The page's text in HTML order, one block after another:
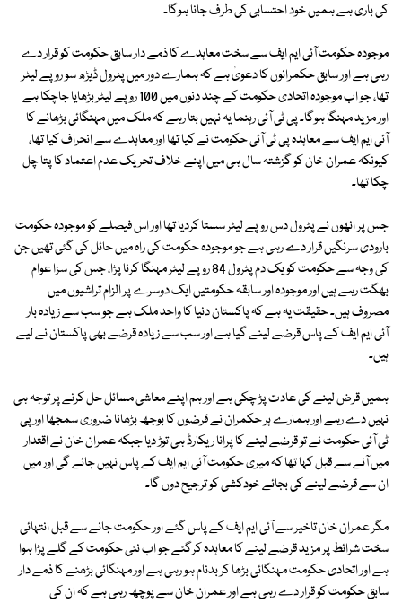
کی باری ہے ہمیں خود احتسابی کی طرف جانا ہوگا۔
موجودہ حکومت آئی ایم ایف سے سخت معاہدے کا ذمے دار سابق حکومت کو قرار دے
رہی ہے اور سابق حکمرانوں کا دعویٰ ہے کہ ہمارے دور میں پٹرول ڈیڑھ سو روپے لیٹر
تھا، جو اب موجودہ اتحادی حکومت کے چند دنوں میں 100 روپے لیٹر بڑھایا جاچکا ہے
اور مزید مہنگا ہوگا۔ پی ٹی آئی رہنما یہ نہیں بتا رہے کہ ملک میں مہنگائی بڑھانے کا
آئی ایم ایف سے معاہدہ پی ٹی آئی حکومت نے کیا تھا اور معاہدے سے انحراف کیا تھا،
کیونکہ عمران خان کو گزشتہ سال ہی میں اپنے خلاف تحریک عدم اعتماد کا پتا چل
چکا تھا۔
جس پر انھوں نے پٹرول دس روپے لیٹر سستا کردیا تھا اور اس فیصلے کو موجودہ حکومت
بارودی سرنگیں قرار دے رہی ہے جو موجودہ حکومت کی راہ میں حائل کی گئی تھیں جن
کی وجہ سے حکومت کو یک دم پٹرول 84 روپے لیٹر مہنگا کرنا پڑا، جس کی سزا عوام
بھگت رہے ہیں اور موجودہ اور سابقہ حکومتیں ایک دوسرے پر الزام تراشیوں میں
مصروف ہیں۔ حقیقت یہ ہے کہ پاکستان دنیا کا واحد ملک ہے جو سب سے زیادہ بار
آئی ایم ایف کے پاس قرضے لینے گیا ہے اور سب سے زیادہ قرضے بھی پاکستان نے لیے
ہیں۔
ہمیں قرض لینے کی عادت پڑ چکی ہے اور ہم اپنے معاشی مسائل حل کرنے پر توجہ ہی
نہیں دے رہے اور ہمارے ہر حکمران نے قرضوں کا بوجھ بڑھانا ضروری سمجھا اور پی
ٹی آئی حکومت نے تو قرضے لینے کا پرانا ریکارڈ ہی توڑ دیا جبکہ عمران خان نے اقتدار
میں آنے سے قبل کہا تھا کہ میری حکومت آئی ایم ایف کے پاس نہیں جائے گی اور میں
ان سے قرضے لینے کی بجائے خودکشی کو ترجیح دوں گا۔
مگر عمران خان تاخیر سے آئی ایم ایف کے پاس گئے اور حکومت جانے سے قبل انتہائی
سخت شرائط پر مزید قرضے لینے کا معاہدہ کرگئے جو اب نئی حکومت کے گلے پڑا ہوا
ہے اور اتحادی حکومت مہنگائی بڑھا کر بدنام ہو رہی ہے اور مہنگائی بڑھنے کا ذمے دار
سابق حکومت کو قرار دے رہی ہے اور عمران خان سے پوچھ رہی ہے کہ ان کی